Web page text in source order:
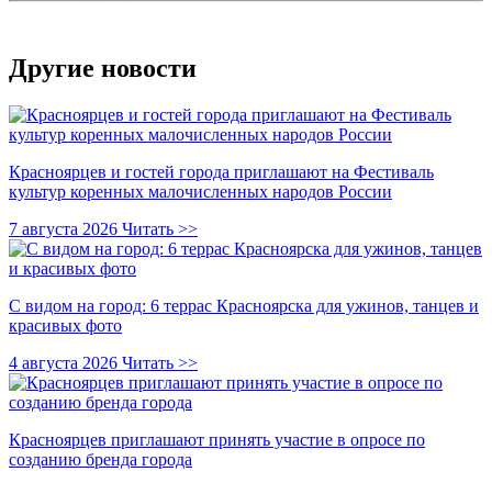
Другие новости
Красноярцев и гостей города приглашают на Фестиваль
культур коренных малочисленных народов России
7 августа 2026 Читать >>
С видом на город: 6 террас Красноярска для ужинов, танцев и
красивых фото
4 августа 2026 Читать >>
Красноярцев приглашают принять участие в опросе по
созданию бренда города